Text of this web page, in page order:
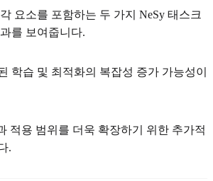
요소를 포함하는 두 가지 NeSy 태스크
를 보여줍니다.
학습 및 최적화의 복잡성 증가 가능성이
적용 범위를 더욱 확장하기 위한 추가적
.